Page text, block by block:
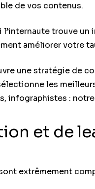
de vos contenus.
trouve
améliorer votre
une stratégie de
les
infographistes :
et de
extrêmement